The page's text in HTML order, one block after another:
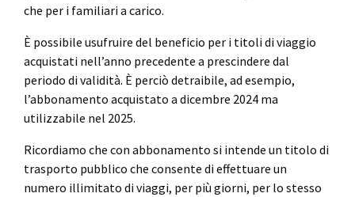
che per i familiari a carico.
È possibile usufruire del beneficio per i titoli di viaggio
acquistati nell’anno precedente a prescindere dal
periodo di validità. È perciò detraibile, ad esempio,
l’abbonamento acquistato a dicembre 2024 ma
utilizzabile nel 2025.
Ricordiamo che con abbonamento si intende un titolo di
trasporto pubblico che consente di effettuare un
numero illimitato di viaggi, per più giorni, per lo stesso